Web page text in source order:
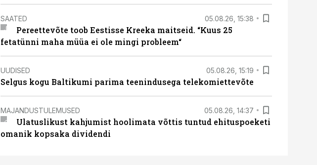
SAATED 05.08.26, 15:38
Pereettevõte toob Eestisse Kreeka maitseid. “Kuus 25
fetatünni maha müüa ei ole mingi probleem“
UUDISED 05.08.26, 15:19
Selgus kogu Baltikumi parima teenindusega telekomiettevõte
MAJANDUSTULEMUSED 05.08.26, 14:37
Ulatuslikust kahjumist hoolimata võttis tuntud ehituspoeketi
omanik kopsaka dividendi